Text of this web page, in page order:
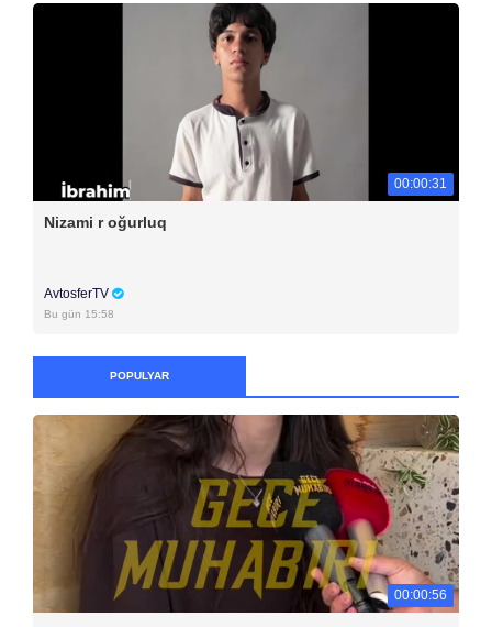
00:00:31
Nizami r oğurluq
AvtosferTV
Bu gün 15:58
POPULYAR
00:00:56